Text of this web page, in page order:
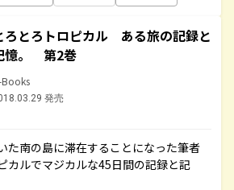
ろとろトロピカル ある旅の記録と
憶。 第2巻
Books
発売
た南の島に滞在することになった筆者
カルでマジカルな45日間の記録と記